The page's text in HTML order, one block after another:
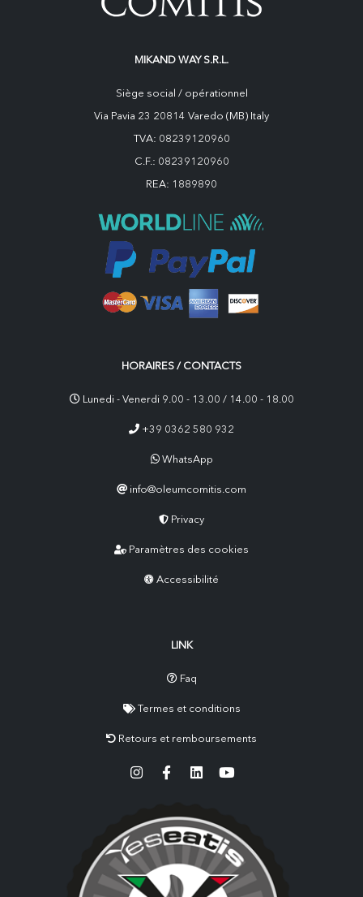
MIKAND WAY S.R.L.
Siège social / opérationnel
Via Pavia 23 20814 Varedo (MB) Italy
TVA: 08239120960
C.F.: 08239120960
REA: 1889890
HORAIRES / CONTACTS
Lunedi - Venerdi 9.00 - 13.00 / 14.00 - 18.00
+39 0362 580 932
WhatsApp
info@oleumcomitis.com
Privacy
Paramètres des cookies
Accessibilité
LINK
Faq
Termes et conditions
Retours et remboursements